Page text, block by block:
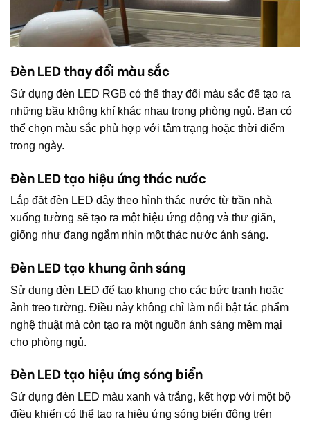
Đèn LED thay đổi màu sắc
Sử dụng đèn LED RGB có thể thay đổi màu sắc để tạo ra
những bầu không khí khác nhau trong phòng ngủ. Bạn có
thể chọn màu sắc phù hợp với tâm trạng hoặc thời điểm
trong ngày.
Đèn LED tạo hiệu ứng thác nước
Lắp đặt đèn LED dây theo hình thác nước từ trần nhà
xuống tường sẽ tạo ra một hiệu ứng động và thư giãn,
giống như đang ngắm nhìn một thác nước ánh sáng.
Đèn LED tạo khung ảnh sáng
Sử dụng đèn LED để tạo khung cho các bức tranh hoặc
ảnh treo tường. Điều này không chỉ làm nổi bật tác phẩm
nghệ thuật mà còn tạo ra một nguồn ánh sáng mềm mại
cho phòng ngủ.
Đèn LED tạo hiệu ứng sóng biển
Sử dụng đèn LED màu xanh và trắng, kết hợp với một bộ
điều khiển có thể tạo ra hiệu ứng sóng biển động trên